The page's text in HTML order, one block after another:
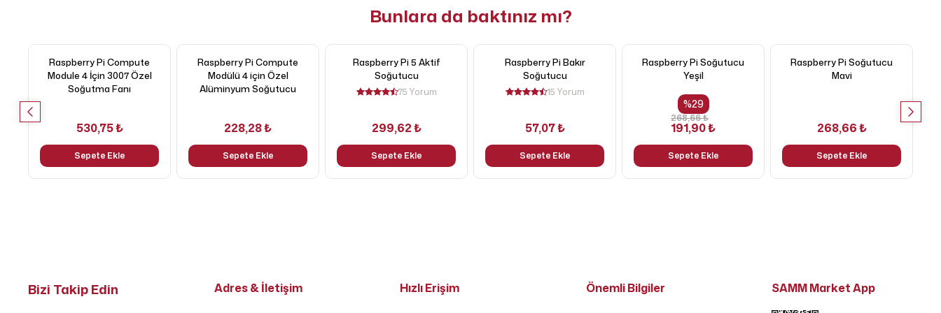
Bunlara da baktınız mı?
Raspberry Pi Compute
Module 4 İçin 3007 Özel
Soğutma Fanı
530,75 ₺
Sepete Ekle
Raspberry Pi Compute
Modülü 4 için Özel
Alüminyum Soğutucu
228,28 ₺
Sepete Ekle
Raspberry Pi 5 Aktif
Soğutucu
75 Yorum
299,62 ₺
Sepete Ekle
Raspberry Pi Bakır
Soğutucu
15 Yorum
57,07 ₺
Sepete Ekle
Raspberry Pi Soğutucu
Yeşil
%29
268,66 ₺
191,90 ₺
Sepete Ekle
Raspberry Pi Soğutucu
Mavi
268,66 ₺
Sepete Ekle
Bizi Takip Edin Adres & İletişim
Hızlı Erişim
Önemli Bilgiler
SAMM Market App